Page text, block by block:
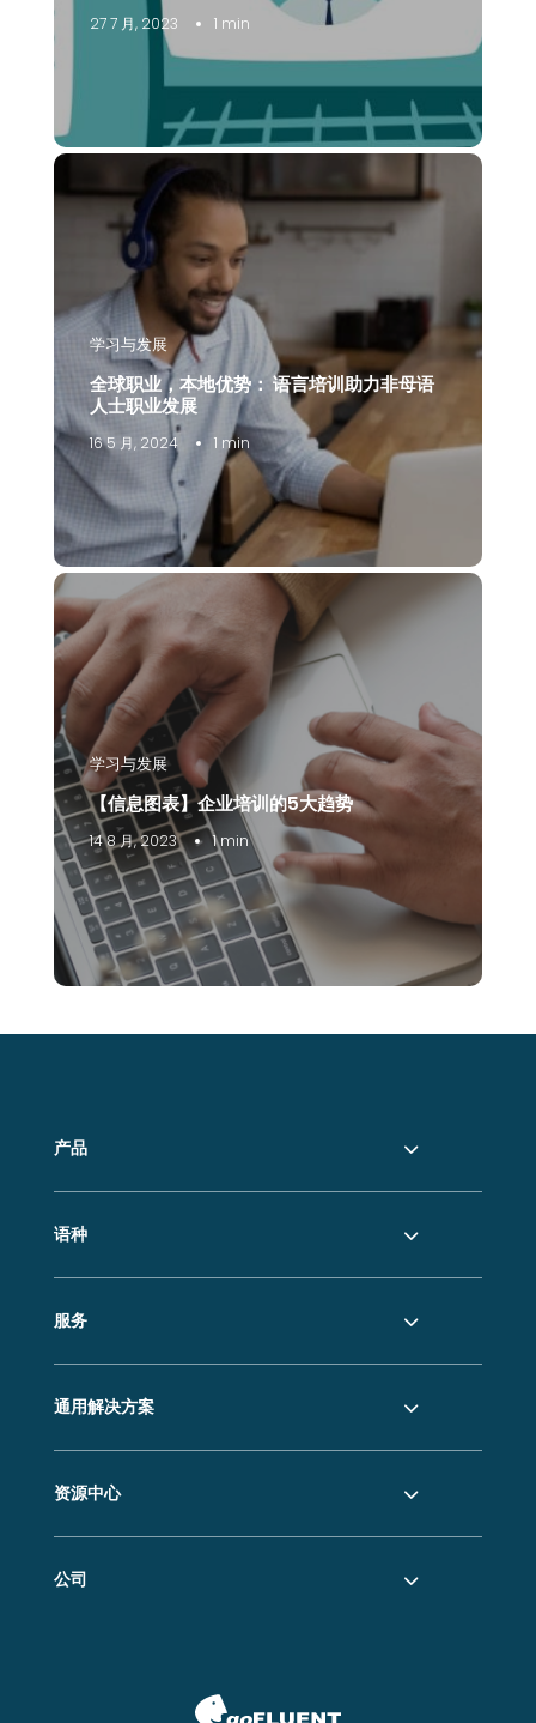
27 7 月, 2023 1 min
学习与发展
全球职业，本地优势： 语言培训助力非母语
人士职业发展
16 5 月, 2024 1 min
学习与发展
【信息图表】企业培训的5大趋势
14 8 月, 2023 1 min
产品
语种
服务
通用解决方案
资源中心
公司